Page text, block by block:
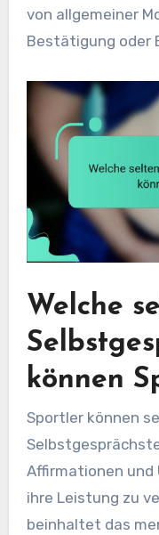
von allgemeiner
Bestätigung oder
Welche
können
Sportler können
Affirmationen und
ihre Leistung zu
beinhaltet das